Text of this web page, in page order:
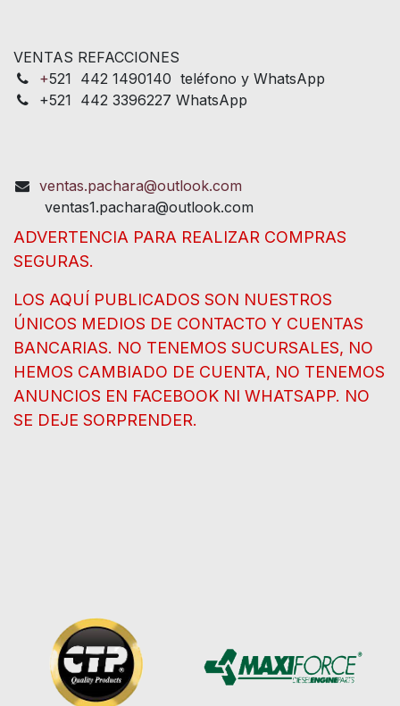
VENTAS REFACCIONES
+521 442 1490140 teléfono y WhatsApp
+521 442 3396227 WhatsApp
ventas.pachara@outlook.com
ventas1.pachara@outlook.com
ADVERTENCIA PARA REALIZAR COMPRAS
SEGURAS.
LOS AQUÍ PUBLICADOS SON NUESTROS
ÚNICOS MEDIOS DE CONTACTO Y CUENTAS
BANCARIAS. NO TENEMOS SUCURSALES, NO
HEMOS CAMBIADO DE CUENTA, NO TENEMOS
ANUNCIOS EN FACEBOOK NI WHATSAPP. NO
SE DEJE SORPRENDER.